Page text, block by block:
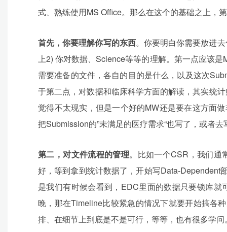
式、熟练使用MS Office。那么在这个的基础之上，
首先，你要理解你写的东西。你要明白你需要放进
上2) 你对数据、Science等等的理解。第一点应该
需要准备的文件，各自的目的是什么，以及这次
于第二点，对数据和临床科学方面的解读，其实统
觉得不太现实，但是一个好的MW还是要在这方面
把Submission的”未满足的医疗需求“也写了，或者
第二，对文件流程的管理。比如一个CSR，我们通
好，等到拿到统计数据了，开始写Data-Dependent
是我们有时候会看到，EDC里面的数据只要锁库
晚，那在Timeline比较紧急的情况下就要开始搞
排、在细节上到底是不是可行，等等，也有很多学